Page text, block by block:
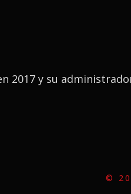
2017 y su
©